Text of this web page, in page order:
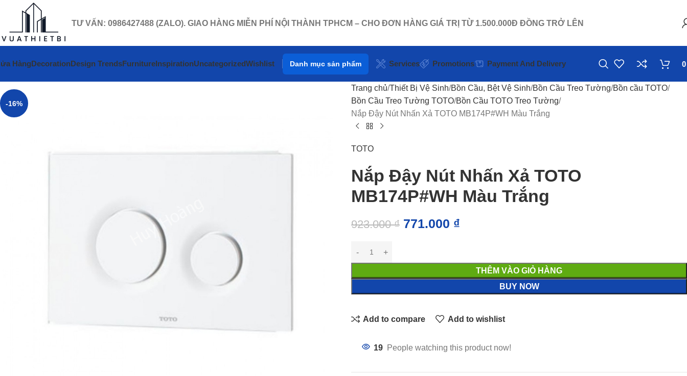
TƯ VẤN: 0986427488 (ZALO). GIAO HÀNG MIỄN PHÍ NỘI THÀNH TPHCM – CHO ĐƠN HÀNG GIÁ TRỊ TỪ 1.500.000Đ ĐỒNG TRỞ LÊN
HàngDecorationDesign TrendsFurnitureInspirationUncategorizedWishlist Danh mục sản phẩm Services Promotions Payment And Delivery
-16%
Trang chủ Thiết Bị Vệ Sinh Bồn Cầu, Bệt Vệ Sinh Bồn Cầu Treo Tường Bồn cầu TOTO
Bồn Cầu Treo Tường TOTO Bồn Cầu TOTO Treo Tường
Nắp Đậy Nút Nhấn Xả TOTO MB174P#WH Màu Trắng
TOTO
Nắp Đậy Nút Nhấn Xả TOTO
MB174P#WH Màu Trắng
923.000₫ 771.000 ₫
THÊM VÀO GIỎ HÀNG
BUY NOW
Add to compare Add to wishlist
19 People watching this product now!